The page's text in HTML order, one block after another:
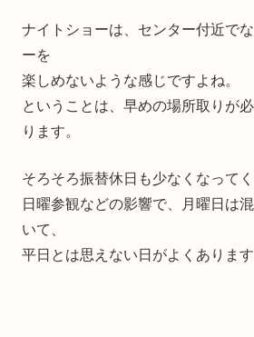
ナイトショーは、センター付近で
ーを
楽しめないような感じですよね。
ということは、早めの場所取りが
ります。
そろそろ振替休日も少なくなって
日曜参観などの影響で、月曜日は
いて、
平日とは思えない日がよくあります